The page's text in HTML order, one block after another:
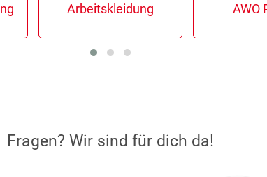
AWO Points
Fragen? Wir sind für dich da!